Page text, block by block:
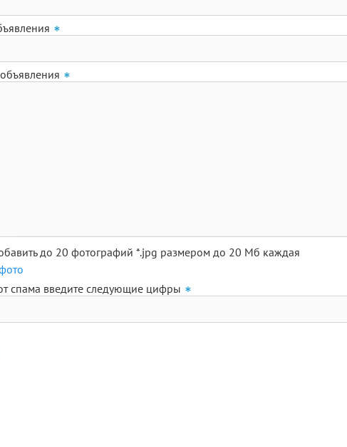
до 20 фотографий *.jpg размером до 20 Мб каждая
спама введите следующие цифры